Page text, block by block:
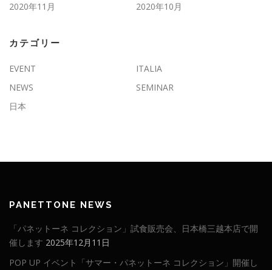
2020年11月
2020年10月
カテゴリー
EVENT
ITALIA
NEWS
SEMINAR
日本
PANETTONE NEWS
「パネットーネ コレクション」試食販売会、日本橋三越本店で開
催します 2025年12月11日
POP UP イベント「サマー・パネットーネ コレクション」開催し